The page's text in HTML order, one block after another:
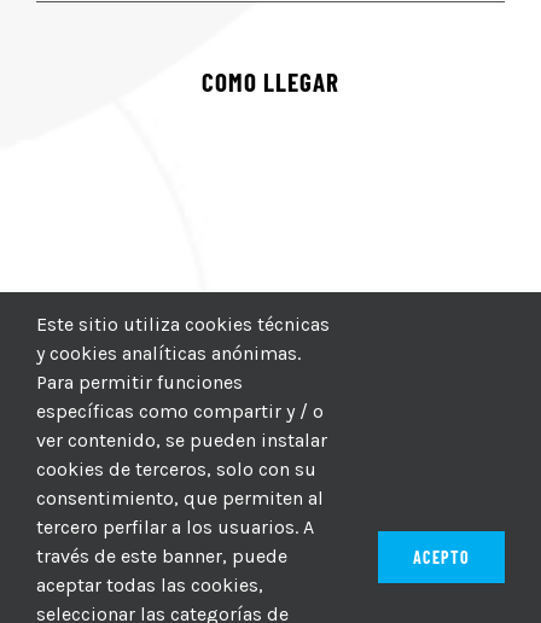
COMO LLEGAR
Este sitio utiliza cookies técnicas
y cookies analíticas anónimas.
Para permitir funciones
específicas como compartir y / o
ver contenido, se pueden instalar
cookies de terceros, solo con su
consentimiento, que permiten al
tercero perfilar a los usuarios. A
través de este banner, puede
aceptar todas las cookies,
seleccionar las categorías de
ACEPTO